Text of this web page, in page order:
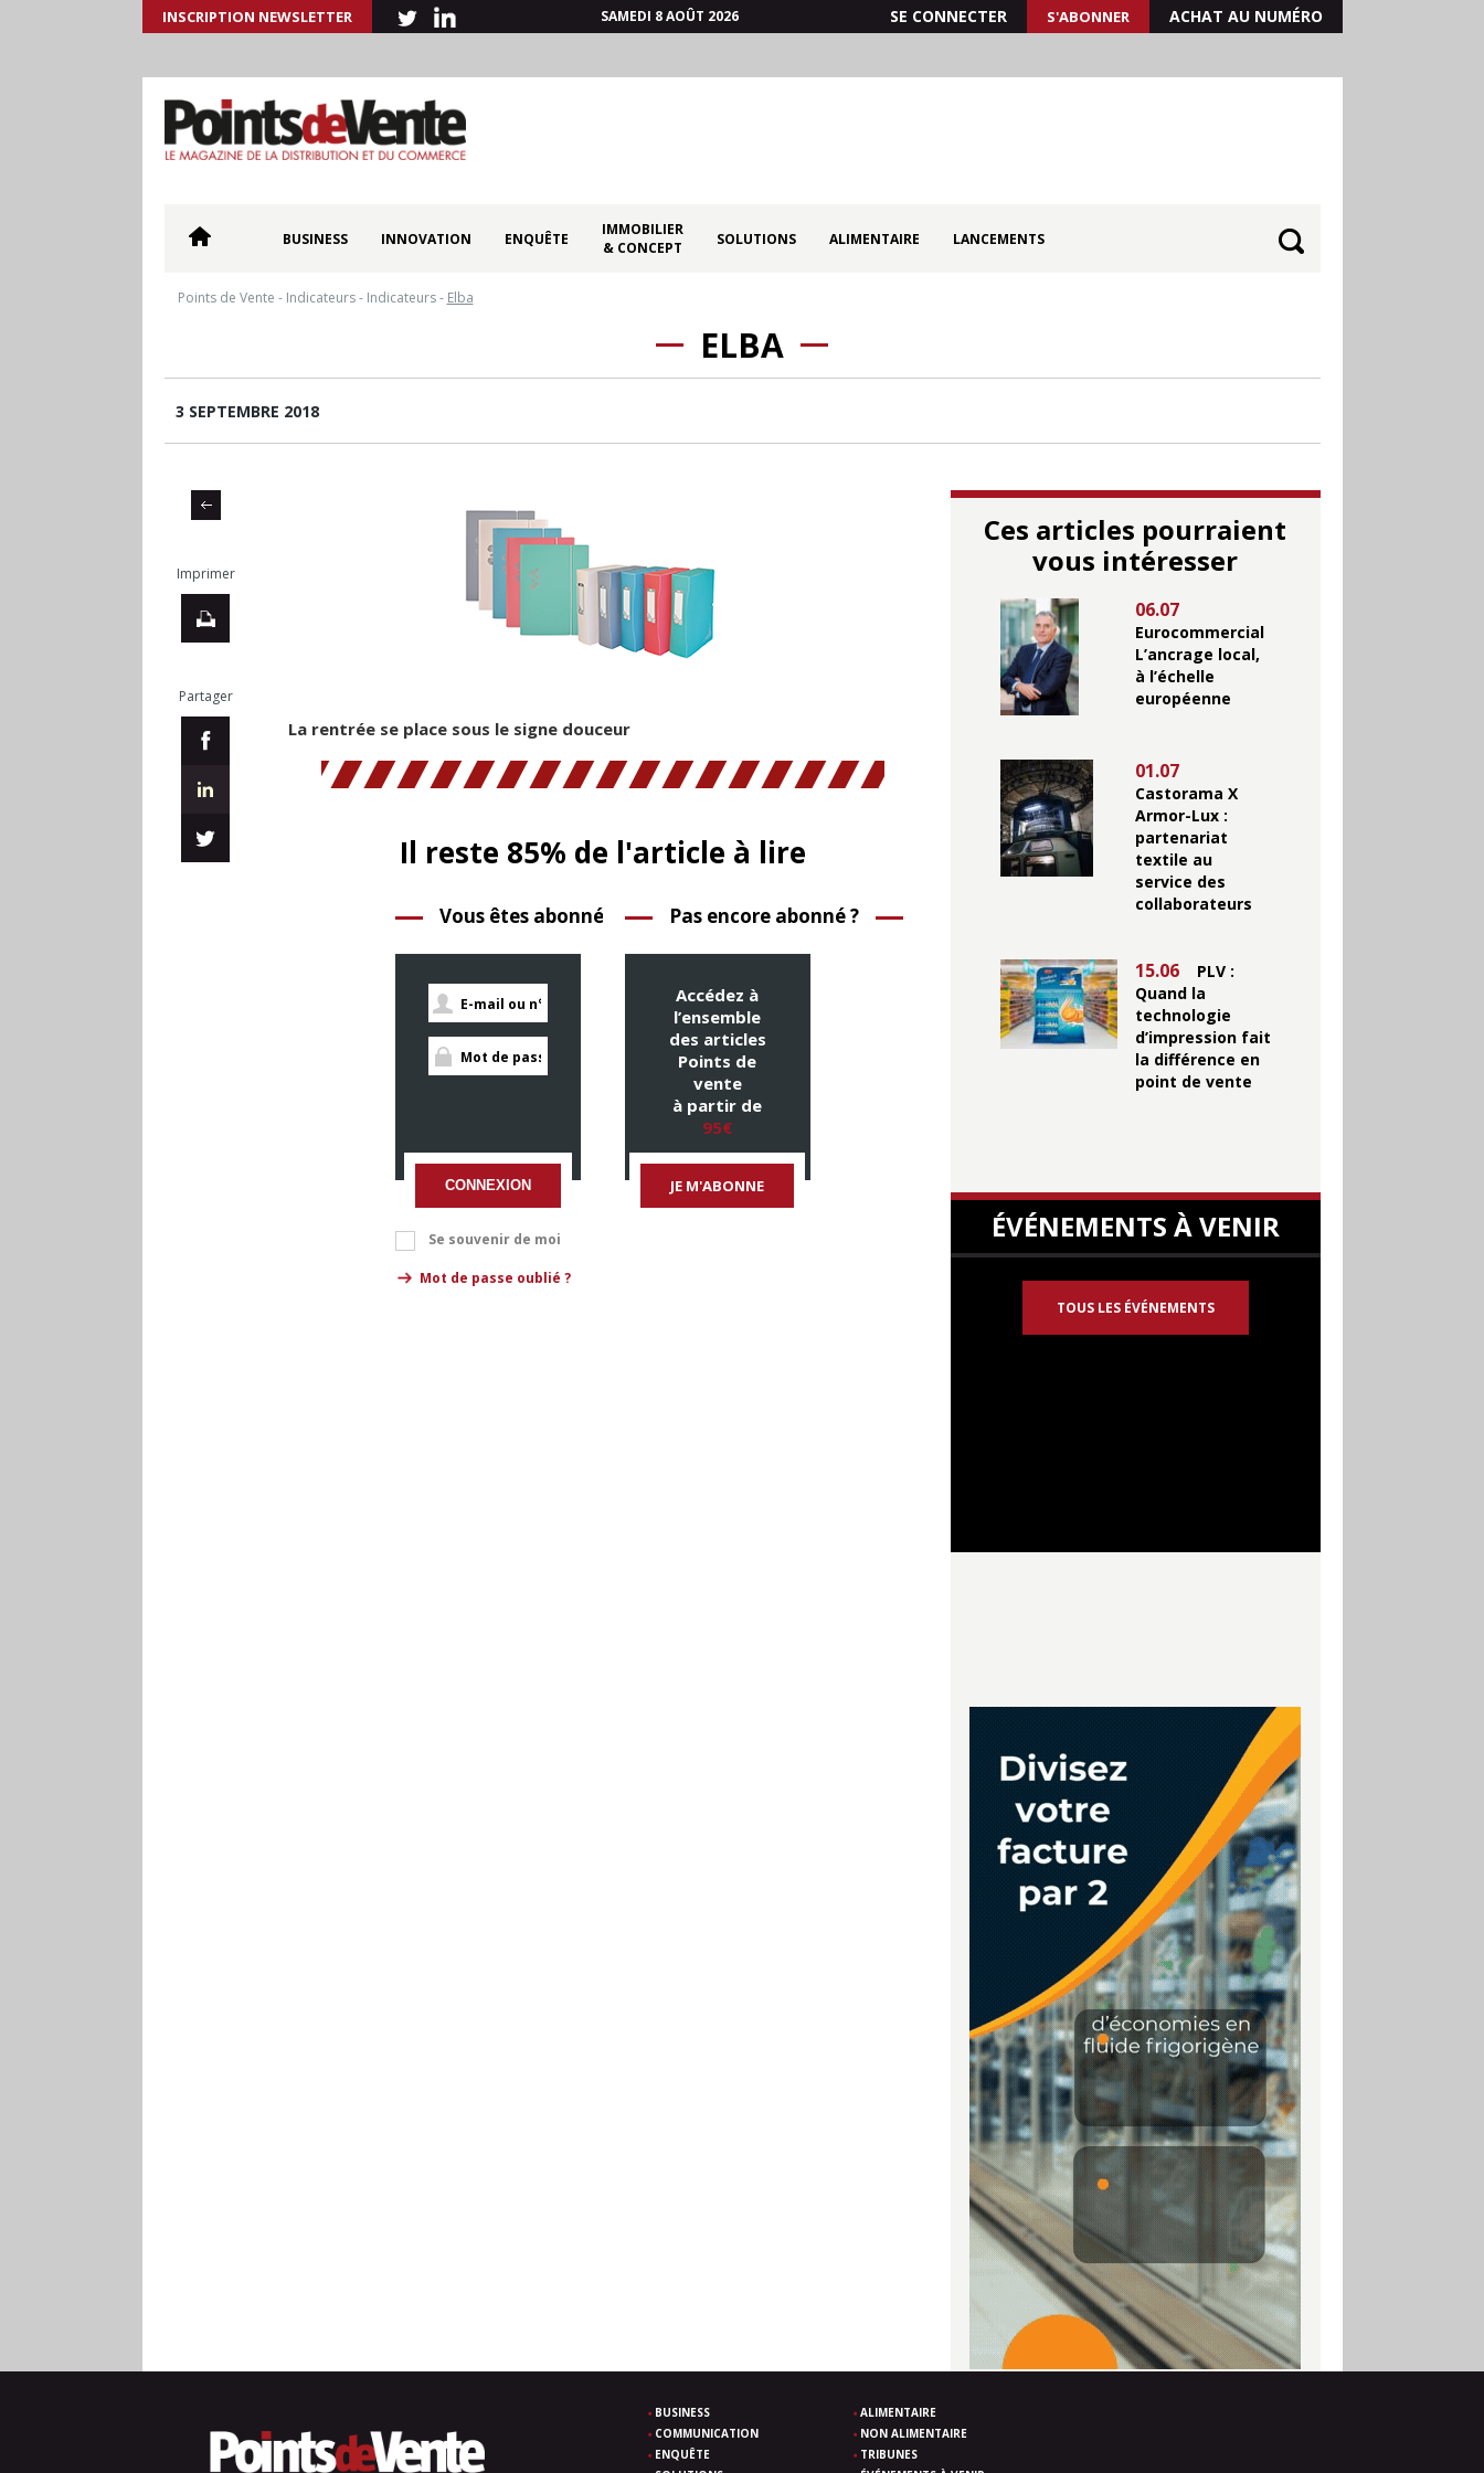
INSCRIPTION NEWSLETTER SAMEDI 8 AOÛT 2026 SE CONNECTER S'ABONNER ACHAT AU NUMÉRO
BUSINESS INNOVATION ENQUÊTE
IMMOBILIER
& CONCEPT
SOLUTIONS ALIMENTAIRE LANCEMENTS
Points de Vente - Indicateurs- Indicateurs- Elba
ELBA
3 SEPTEMBRE 2018
Imprimer
Partager
La rentrée se place sous le signe douceur
Il reste 85% de l'article à lire
Vous êtes abonné ?
CONNEXION
Se souvenir de moi
Mot de passe oublié ?
Pas encore abonné ?
Accédez à
l’ensemble
des articles
Points de
vente
à partir de
95€
JE M'ABONNE
Ces articles pourraient
vous intéresser
06.07
Eurocommercial
L’ancrage local,
à l’échelle
européenne
01.07
Castorama X
Armor-Lux :
partenariat
textile au
service des
collaborateurs
15.06
PLV :
Quand la
technologie
d’impression fait
la différence en
point de vente
ÉVÉNEMENTS À VENIR
TOUS LES ÉVÉNEMENTS
BUSINESS
COMMUNICATION
ENQUÊTE
ALIMENTAIRE
NON ALIMENTAIRE
TRIBUNES